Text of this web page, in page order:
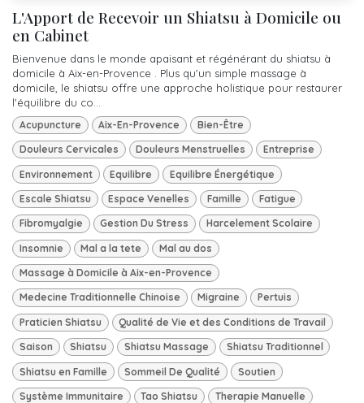
L'Apport de Recevoir un Shiatsu à Domicile ou
en Cabinet
Bienvenue dans le monde apaisant et régénérant du shiatsu à
domicile à Aix-en-Provence . Plus qu'un simple massage à
domicile, le shiatsu offre une approche holistique pour restaurer
l'équilibre du co...
Acupuncture Aix-En-Provence Bien-Être
Douleurs Cervicales Douleurs Menstruelles Entreprise
Environnement Equilibre Equilibre Énergétique
Escale Shiatsu Espace Venelles Famille Fatigue
Fibromyalgie Gestion Du Stress Harcelement Scolaire
Insomnie Mal a la tete Mal au dos
Massage à Domicile à Aix-en-Provence
Medecine Traditionnelle Chinoise Migraine Pertuis
Praticien Shiatsu Qualité de Vie et des Conditions de Travail
Saison Shiatsu Shiatsu Massage Shiatsu Traditionnel
Shiatsu en Famille Sommeil De Qualité Soutien
Système Immunitaire Tao Shiatsu Therapie Manuelle